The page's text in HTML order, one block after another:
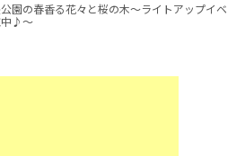
園の春香る花々と桜の木～ライトアップイベ
中♪～